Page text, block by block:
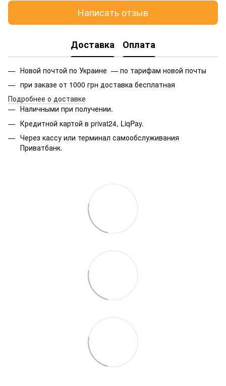
Написать отзыв
Доставка Оплата
Новой почтой по Украине — по тарифам новой почты
при заказе от 1000 грн доставка бесплатная
Подробнее о доставке
Наличными при получении.
Кредитной картой в privat24, LiqPay.
Через кассу или терминал самообслуживания
Приватбанк.